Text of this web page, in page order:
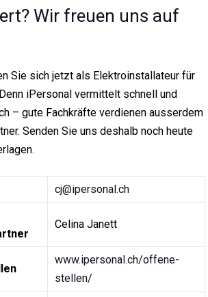
Wir freuen uns auf
Sie sich jetzt als Elektroinstallateur für
iPersonal vermittelt schnell und
– gute Fachkräfte verdienen ausserdem
Senden Sie uns deshalb noch heute
cj@ipersonal.ch
Celina Janett
www.ipersonal.ch/offene-
stellen/